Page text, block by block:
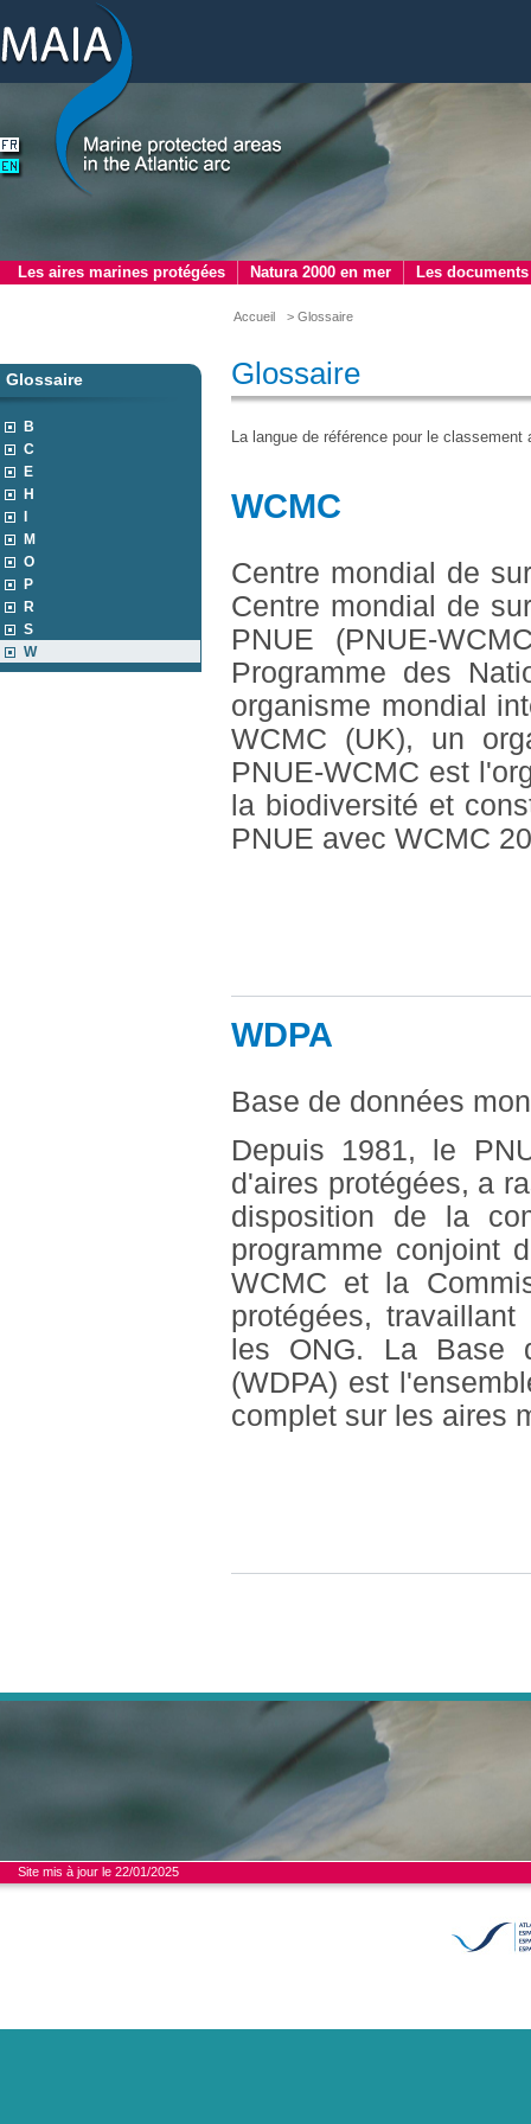
Les aires marines protégées Natura 2000 en mer Les documents
Accueil > Glossaire
Glossaire
B
C
E
H
I
M
O
P
R
S
W
Glossaire
La langue de référence pour le
WCMC
Centre mondial de
Centre mondial de
PNUE (PNUE-
Programme des
organisme mondial
WCMC (UK), un
PNUE-WCMC est
la biodiversité et
PNUE avec WCMC
WDPA
Base de données
Depuis 1981, le
d'aires protégées, a
disposition de la
programme conjoint
WCMC et la
protégées,
les ONG. La Base
(WDPA) est
complet sur les aires
Site mis à jour le 22/01/2025